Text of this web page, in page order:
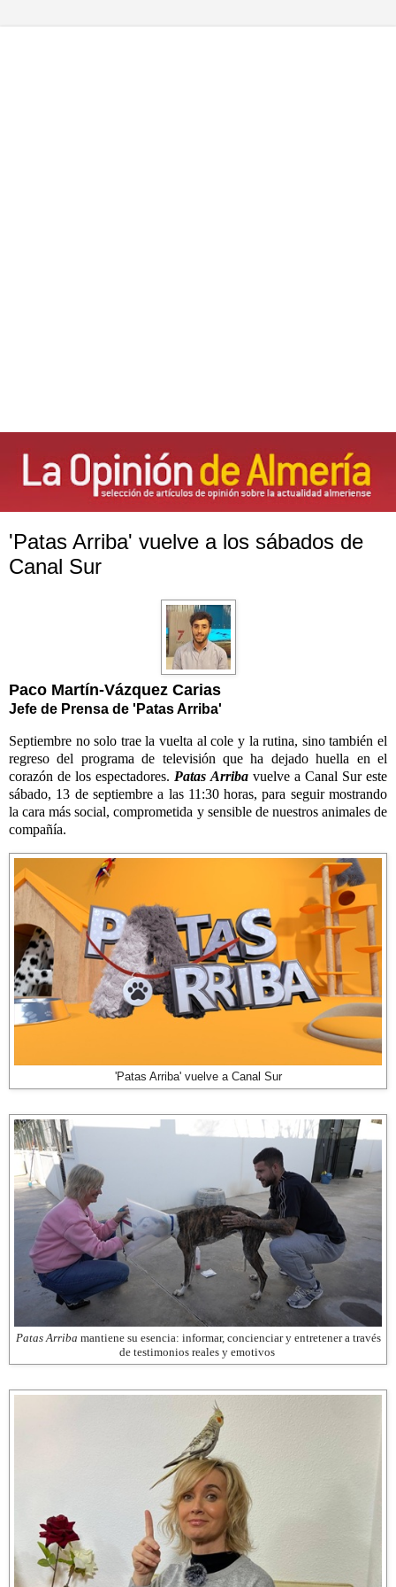
'Patas Arriba' vuelve a los sábados de
Canal Sur
Paco Martín-Vázquez Carias
Jefe de Prensa de 'Patas Arriba'
Septiembre no solo trae la vuelta al cole y la rutina, sino también el
regreso del programa de televisión que ha dejado huella en el
corazón de los espectadores. Patas Arribavuelve a Canal Sur este
sábado, 13 de septiembre a las 11:30 horas, para seguir mostrando
la cara más social, comprometida y sensible de nuestros animales de
compañía.
'Patas Arriba' vuelve a Canal Sur
Patas Arriba mantiene su esencia: informar, concienciar y entretener a través
de testimonios reales y emotivos